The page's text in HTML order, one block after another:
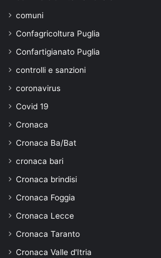
comuni
Confagricoltura Puglia
Confartigianato Puglia
controlli e sanzioni
coronavirus
Covid 19
Cronaca
Cronaca Ba/Bat
cronaca bari
Cronaca brindisi
Cronaca Foggia
Cronaca Lecce
Cronaca Taranto
Cronaca Valle d'Itria